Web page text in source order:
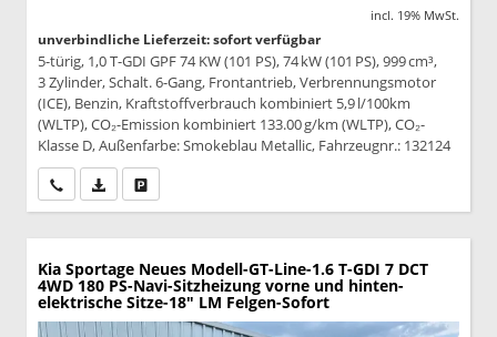
incl. 19% MwSt.
unverbindliche Lieferzeit: sofort verfügbar
5-türig, 1,0 T-GDI GPF 74 KW (101 PS), 74 kW (101 PS), 999 cm³,
3 Zylinder, Schalt. 6-Gang, Frontantrieb, Verbrennungsmotor
(ICE), Benzin, Kraftstoffverbrauch kombiniert 5,9 l/100km
(WLTP), CO₂-Emission kombiniert 133.00 g/km (WLTP), CO₂-
Klasse D, Außenfarbe: Smokeblau Metallic, Fahrzeugnr.: 132124
Wir rufen Sie anPDF-Datei, Fahrzeugexposé drucken
Kia Sportage Neues Modell-GT-Line-1.6 T-GDI 7 DCT
4WD 180 PS-Navi-Sitzheizung vorne und hinten-
elektrische Sitze-18" LM Felgen-Sofort